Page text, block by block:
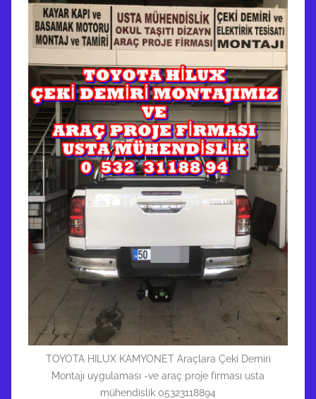
TOYOTA HILUX KAMYONET Araçlara Çeki Demiri
Montajı uygulaması -ve araç proje firması usta
mühendislik 05323118894